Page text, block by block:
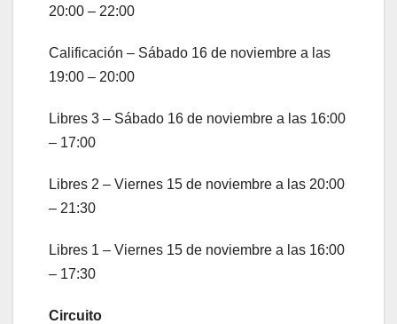
20:00 – 22:00
Calificación – Sábado 16 de noviembre a las
19:00 – 20:00
Libres 3 – Sábado 16 de noviembre a las 16:00
– 17:00
Libres 2 – Viernes 15 de noviembre a las 20:00
– 21:30
Libres 1 – Viernes 15 de noviembre a las 16:00
– 17:30
Circuito